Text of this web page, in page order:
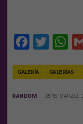
GALERÍA GALERÍAS
RANDOM 15 MARZO,